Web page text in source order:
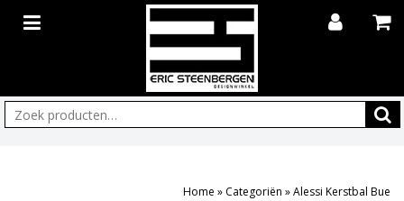
Zoeken:
Home » Categoriën »Alessi Kerstbal Bue